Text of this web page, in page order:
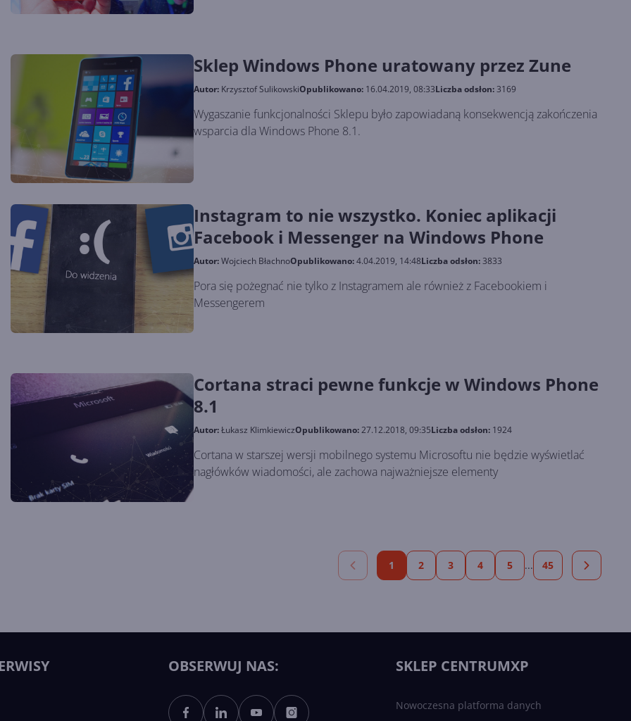
Sklep Windows Phone uratowany przez Zune
Autor: Krzysztof SulikowskiOpublikowano: 16.04.2019, 08:33Liczba odsłon:3169
Wygaszanie funkcjonalności Sklepu było zapowiadaną konsekwencją zakończenia
wsparcia dla Windows Phone 8.1.
Instagram to nie wszystko. Koniec aplikacji
Facebook i Messenger na Windows Phone
Autor:Wojciech BłachnoOpublikowano:4.04.2019, 14:48Liczba odsłon:3833
Pora się pożegnać nie tylko z Instagramem ale również z Facebookiem i
Messengerem
Cortana straci pewne funkcje w Windows Phone
8.1
Autor:Łukasz KlimkiewiczOpublikowano:27.12.2018, 09:35Liczba odsłon: 1924
Cortana w starszej wersji mobilnego systemu Microsoftu nie będzie wyświetlać
nagłówków wiadomości, ale zachowa najważniejsze elementy
1 2 3 4 5 ... 45
OBSERWUJ NAS: SKLEP CENTRUMXP
Nowoczesna platforma danych